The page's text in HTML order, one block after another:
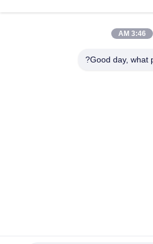
لفحص الجسيمات الصلبة مع تشغيل
الصيانة
شاشة الإعصار المسطحة لتحسين تقسيم
3:46 AM
Good day, what